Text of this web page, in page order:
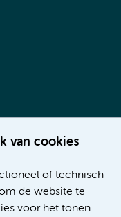
van cookies
of technisch
de website te
voor het tonen